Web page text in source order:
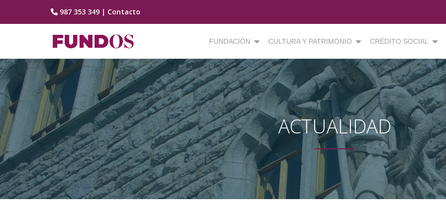
Saltar
987 353 349 | Contacto
FUNDACIÓN CULTURA Y PATRIMONIO CRÉDITO SOCIAL
ACTUALIDAD